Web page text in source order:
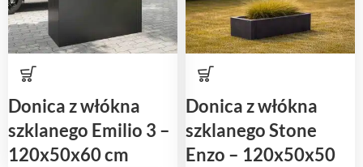
Donica z włókna
szklanego Emilio 3 –
120x50x60 cm
Donica z włókna
szklanego Stone
Enzo – 120x50x50